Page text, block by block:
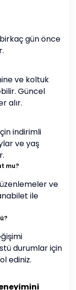
gün önce
ve koltuk
Güncel
alır.
indirimli
ve yaş
mu?
ve
ile
durumlar için
ediniz.